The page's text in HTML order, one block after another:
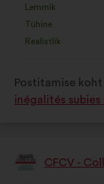
:Lemmik
:korda
Tühine
korda
Realistlik
:korda
Postitamise koht
inégalités subies
EttepanekuCFCV -